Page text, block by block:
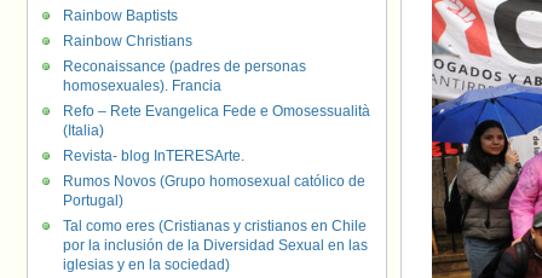
Rainbow Baptists
Rainbow Christians
Reconaissance (padres de personas
homosexuales). Francia
Refo – Rete Evangelica Fede e Omosessualità
(Italia)
Revista- blog InTERESArte.
Rumos Novos (Grupo homosexual católico de
Portugal)
Tal como eres (Cristianas y cristianos en Chile
por la inclusión de la Diversidad Sexual en las
iglesias y en la sociedad)